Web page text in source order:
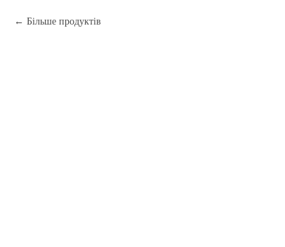
Більше продуктів